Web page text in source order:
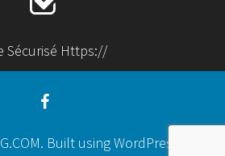
Sécurisé Https://
Built using WordPress and